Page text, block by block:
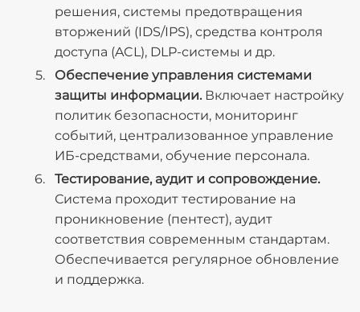
решения, системы предотвращения
вторжений (IDS/IPS), средства контроля
доступа (ACL), DLP-системы и др.
Обеспечение управления системами
защиты информации. Включает настройку
политик безопасности, мониторинг
событий, централизованное управление
ИБ-средствами, обучение персонала.
Тестирование, аудит и сопровождение.
Система проходит тестирование на
проникновение (пентест), аудит
соответствия современным стандартам.
Обеспечивается регулярное обновление
и поддержка.